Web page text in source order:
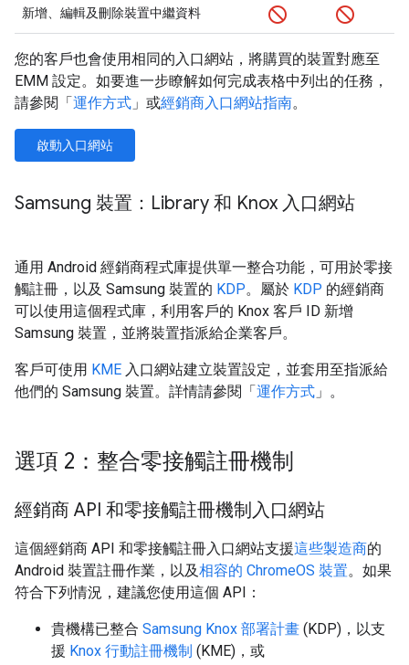
新增、編輯及刪除裝置中繼資料
您的客戶也會使用相同的入口網站，將購買的裝置對應至
EMM 設定。如要進一步瞭解如何完成表格中列出的任務，
請參閱「 運作方式 」或經銷商入口網站指南。
啟動入口網站
Samsung 裝置：Library 和 Knox 入口網站
通用 Android 經銷商程式庫提供單一整合功能，可用於零接
觸註冊，以及 Samsung 裝置的 KDP。屬於 KDP 的經銷商
可以使用這個程式庫，利用客戶的 Knox 客戶 ID 新增
Samsung 裝置，並將裝置指派給企業客戶。
客戶可使用 KME 入口網站建立裝置設定，並套用至指派給
他們的 Samsung 裝置。詳情請參閱「 運作方式 」。
選項 2：整合零接觸註冊機制
經銷商 API 和零接觸註冊機制入口網站
這個經銷商 API 和零接觸註冊入口網站支援這些製造商的
Android 裝置註冊作業，以及相容的 ChromeOS 裝置。如果
符合下列情況，建議您使用這個 API：
貴機構已整合 Samsung Knox 部署計畫 (KDP)，以支
援 Knox 行動註冊機制 (KME)，或